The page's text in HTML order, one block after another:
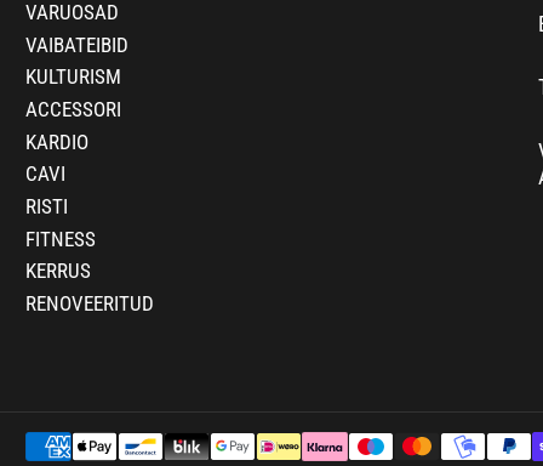
VARUOSAD
VAIBATEIBID
KULTURISM
ACCESSORI
KARDIO
CAVI
RISTI
FITNESS
KERRUS
RENOVEERITUD
Maksetingimused